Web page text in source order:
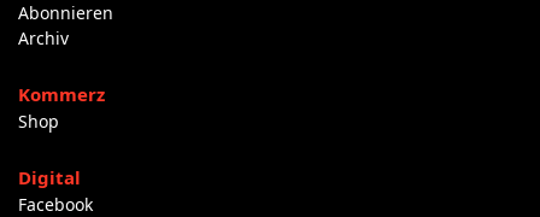
Abonnieren
Archiv
Kommerz
Shop
Digital
Facebook